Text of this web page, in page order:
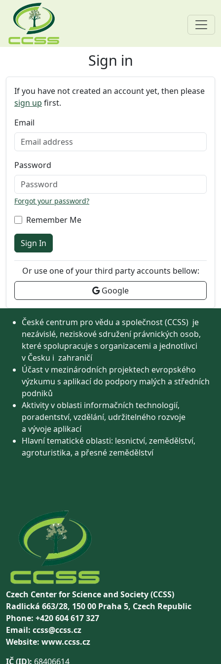
Sign in
If you have not created an account yet, then please
sign up first.
Email
Password
Forgot your password?
Remember Me
Sign In
Or use one of your third party accounts bellow:
Google
České centrum pro vědu a společnost (CCSS) je
nezávislé, neziskové sdružení právnických osob,
které spolupracuje s organizacemi a jednotlivci
v Česku i zahraničí
Účast v mezinárodních projektech evropského
výzkumu s aplikací do podpory malých a středních
podniků
Aktivity v oblasti informačních technologií,
poradentství, vzdělání, udržitelného rozvoje
a vývoje aplikací
Hlavní tematické oblasti: lesnictví, zemědělství,
agroturistika, a přesné zemědělství
Czech Center for Science and Society (CCSS)
Radlická 663/28, 150 00 Praha 5, Czech Republic
Phone: +420 604 617 327
Email: ccss@ccss.cz
Website: www.ccss.cz
IČ (ID): 68406614